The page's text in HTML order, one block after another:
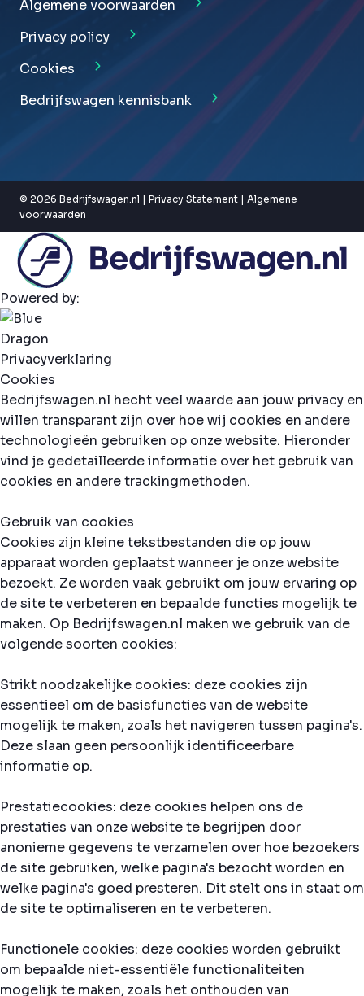
Algemene voorwaarden
Privacy policy
Cookies
Bedrijfswagen kennisbank
© 2026 Bedrijfswagen.nl | Privacy Statement | Algemene
voorwaarden
Powered by:
Privacyverklaring
Cookies
Bedrijfswagen.nl hecht veel waarde aan jouw privacy en
willen transparant zijn over hoe wij cookies en andere
technologieën gebruiken op onze website. Hieronder
vind je gedetailleerde informatie over het gebruik van
cookies en andere trackingmethoden.
Gebruik van cookies
Cookies zijn kleine tekstbestanden die op jouw
apparaat worden geplaatst wanneer je onze website
bezoekt. Ze worden vaak gebruikt om jouw ervaring op
de site te verbeteren en bepaalde functies mogelijk te
maken. Op Bedrijfswagen.nl maken we gebruik van de
volgende soorten cookies:
Strikt noodzakelijke cookies: deze cookies zijn
essentieel om de basisfuncties van de website
mogelijk te maken, zoals het navigeren tussen pagina's.
Deze slaan geen persoonlijk identificeerbare
informatie op.
Prestatiecookies: deze cookies helpen ons de
prestaties van onze website te begrijpen door
anonieme gegevens te verzamelen over hoe bezoekers
de site gebruiken, welke pagina's bezocht worden en
welke pagina's goed presteren. Dit stelt ons in staat om
de site te optimaliseren en te verbeteren.
Functionele cookies: deze cookies worden gebruikt
om bepaalde niet-essentiële functionaliteiten
mogelijk te maken, zoals het onthouden van